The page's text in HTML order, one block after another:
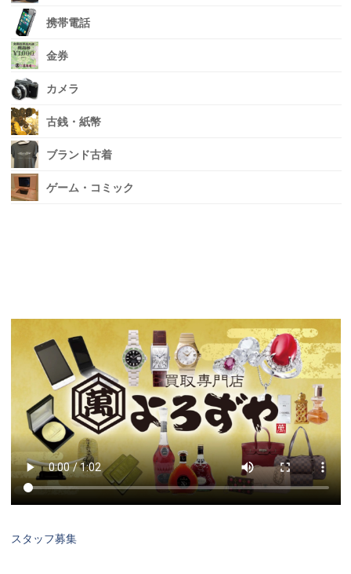
携帯電話
金券
カメラ
古銭・紙幣
ブランド古着
ゲーム・コミック
スタッフ募集